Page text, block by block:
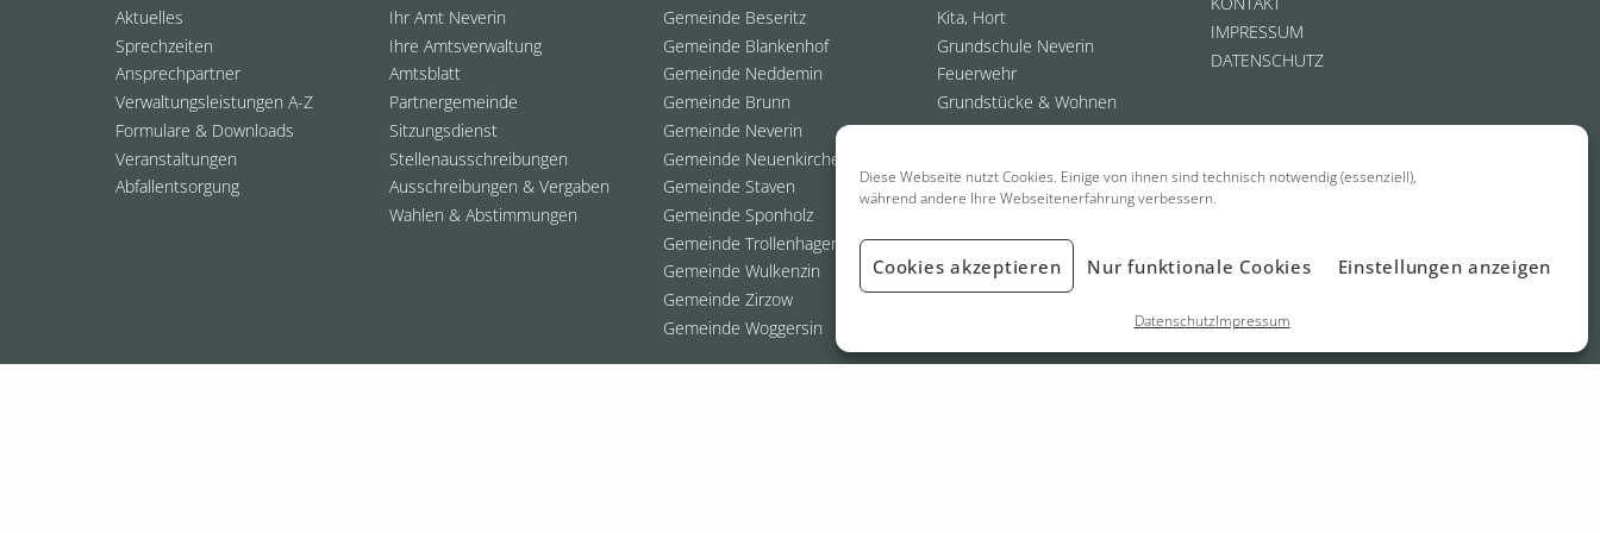
Diese Webseite nutzt Cookies. Einige von ihnen sind technisch notwendig (essenziell),
während andere Ihre Webseitenerfahrung verbessern.
Cookies akzeptieren Nur funktionale Cookies Einstellungen anzeigen
DatenschutzImpressum
Aktuelles
Sprechzeiten
Ansprechpartner
Verwaltungsleistungen A-Z
Formulare & Downloads
Veranstaltungen
Abfallentsorgung
Ihr Amt Neverin
Ihre Amtsverwaltung
Amtsblatt
Partnergemeinde
Sitzungsdienst
Stellenausschreibungen
Ausschreibungen & Vergaben
Wahlen & Abstimmungen
Gemeinde Beseritz
Gemeinde Blankenhof
Gemeinde Neddemin
Gemeinde Brunn
Gemeinde Neverin
Gemeinde Neuenkirchen
Gemeinde Staven
Gemeinde Sponholz
Gemeinde Trollenhagen
Gemeinde Wulkenzin
Gemeinde Zirzow
Gemeinde Woggersin
Kita, Hort
Grundschule Neverin
Feuerwehr
Grundstücke & Wohnen
IMPRESSUM
DATENSCHUTZ